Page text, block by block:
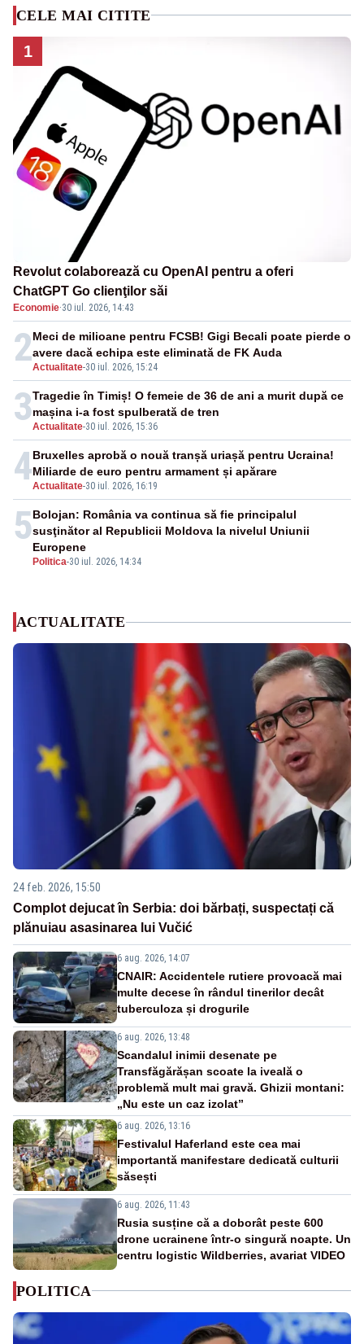
CELE MAI CITITE
1
Revolut colaborează cu OpenAI pentru a oferi
ChatGPT Go clienţilor săi
Economie·30 iul. 2026, 14:43
2Actualitate-30 iul. 2026, 15:24
Meci de milioane pentru FCSB! Gigi Becali poate pierde o
avere dacă echipa este eliminată de FK Auda
3Actualitate-30 iul. 2026, 15:36
Tragedie în Timiș! O femeie de 36 de ani a murit după ce
mașina i-a fost spulberată de tren
4Actualitate-30 iul. 2026, 16:19
Bruxelles aprobă o nouă tranșă uriașă pentru Ucraina!
Miliarde de euro pentru armament și apărare
5
Politica-30 iul. 2026, 14:34
Bolojan: România va continua să fie principalul
susţinător al Republicii Moldova la nivelul Uniunii
Europene
ACTUALITATE
24 feb. 2026, 15:50
Complot dejucat în Serbia: doi bărbați, suspectați că
plănuiau asasinarea lui Vučić
6 aug. 2026, 14:07
CNAIR: Accidentele rutiere provoacă mai
multe decese în rândul tinerilor decât
tuberculoza și drogurile
6 aug. 2026, 13:48
Scandalul inimii desenate pe
Transfăgărășan scoate la iveală o
problemă mult mai gravă. Ghizii montani:
„Nu este un caz izolat”
6 aug. 2026, 13:16
Festivalul Haferland este cea mai
importantă manifestare dedicată culturii
săsești
6 aug. 2026, 11:43
Rusia susține că a doborât peste 600
drone ucrainene într-o singură noapte. Un
centru logistic Wildberries, avariat VIDEO
POLITICA